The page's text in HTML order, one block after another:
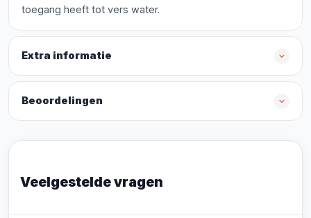
toegang heeft tot vers water.
Extra informatie
Beoordelingen
Veelgestelde vragen